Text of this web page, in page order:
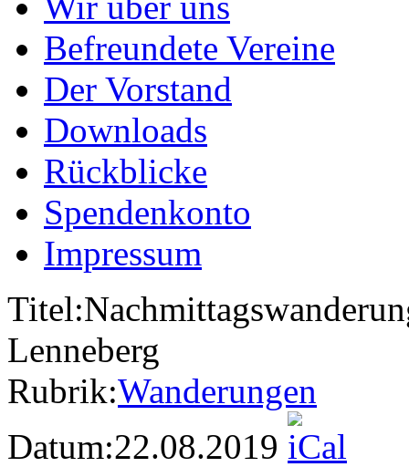
Befreundete Vereine
Der Vorstand
Downloads
Rückblicke
Spendenkonto
Impressum
Titel:
Lenneberg
Rubrik:Wanderungen
Datum:22.08.2019